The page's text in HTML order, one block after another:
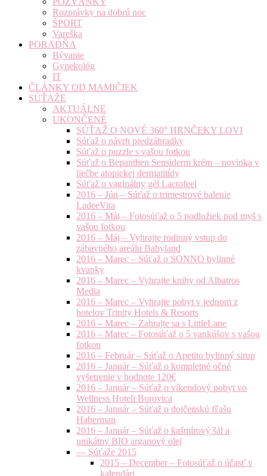
Rozprávky na dobrú noc
ŠPORT
Vareška
PORADŇA
Bývanie
Gynekológ
IT
ČLÁNKY OD MAMIČIEK
SÚŤAŽE
AKTUÁLNE
UKONČENÉ
SÚŤAŽ O NOVÉ 360° HRNČEKY LOVI
Súťaž o návrh predzáhradky
Súťaž o puzzle s vašou fotkou
Súťaž o Bepanthen Sensiderm krém – novinka v
liečbe atopickej dermatitídy
Súťaž o vaginálny gél Lactofeel
2016 – Jún – Súťaž o trimestrové balenie
LadeeVita
2016 – Máj – Fotosúťaž o 5 podložiek pod myš s
vašou fotkou
2016 – Máj – Vyhrajte rodinný vstup do
zábavného areálu Babyland
2016 – Marec – Súťaž o SONNO bylinné
kvapky
2016 – Marec – Vyhrajte knihy od Albatros
Media
2016 – Marec – Vyhrajte pobyt v jednom z
hotelov Trinity Hotels & Resorts
2016 – Marec – Zahrajte sa s LittleLane
2016 – Marec – Fotosúťaž o 5 vankúšov s vašou
fotkou
2016 – Február – Súťaž o Apetito bylinný sirup
2016 – Január – Súťaž o kompletné očné
vyšetrenie v hodnote 120€
2016 – Január – Súťaž o víkendový pobyt vo
Wellness Hoteli Borovica
2016 – Január – Súťaž o dojčenskú fľašu
Haberman
2016 – Január – Súťaž o kašmírový šál a
unikátny BIO arganový olej
— Súťaže 2015
2015 – December – Fotosúťaž o účasť v
kalendári